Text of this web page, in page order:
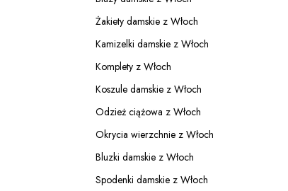
Żakiety damskie z Włoch
Kamizelki damskie z Włoch
Komplety z Włoch
Koszule damskie z Włoch
Odzież ciążowa z Włoch
Okrycia wierzchnie z Włoch
Bluzki damskie z Włoch
Spodenki damskie z Włoch